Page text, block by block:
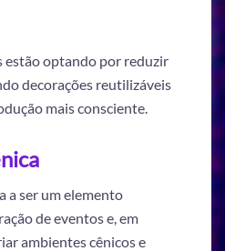
estão optando por reduzir
decorações reutilizáveis
mais consciente.
a ser um elemento
de eventos e, em
ambientes cênicos e